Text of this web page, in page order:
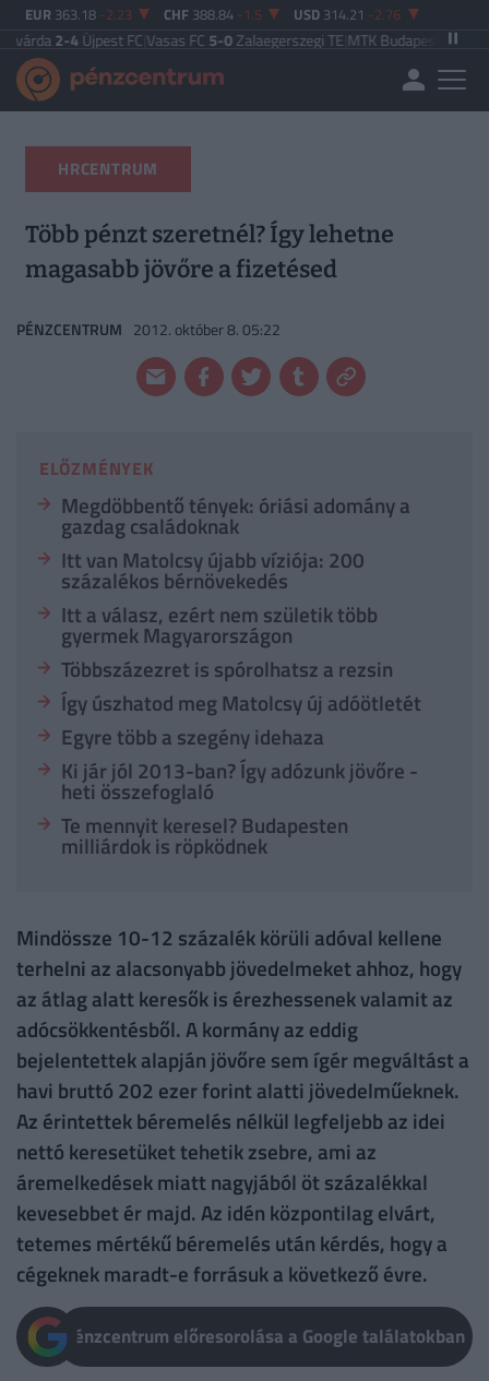
EUR 363.18 -2.23 CHF 388.84 -1.5 USD 314.21 -2.76
Újpest FC|Vasas FC5-0Zalaegerszegi TE|MTK Budapest2-3Puskás
HRCENTRUM
Több pénzt szeretnél? Így lehetne
magasabb jövőre a fizetésed
PÉNZCENTRUM 2012. október 8. 05:22
ELŐZMÉNYEK
Megdöbbentő tények: óriási adomány a
gazdag családoknak
Itt van Matolcsy újabb víziója: 200
százalékos bérnövekedés
Itt a válasz, ezért nem születik több
gyermek Magyarországon
Többszázezret is spórolhatsz a rezsin
Így úszhatod meg Matolcsy új adóötletét
Egyre több a szegény idehaza
Ki jár jól 2013-ban? Így adózunk jövőre -
heti összefoglaló
Te mennyit keresel? Budapesten
milliárdok is röpködnek
Mindössze 10-12 százalék körüli adóval kellene
terhelni az alacsonyabb jövedelmeket ahhoz, hogy
az átlag alatt keresők is érezhessenek valamit az
adócsökkentésből. A kormány az eddig
bejelentettek alapján jövőre sem ígér megváltást a
havi bruttó 202 ezer forint alatti jövedelműeknek.
Az érintettek béremelés nélkül legfeljebb az idei
nettó keresetüket tehetik zsebre, ami az
áremelkedések miatt nagyjából öt százalékkal
kevesebbet ér majd. Az idén központilag elvárt,
tetemes mértékű béremelés után kérdés, hogy a
cégeknek maradt-e forrásuk a következő évre.
Pénzcentrum előresorolása a Google találatokban